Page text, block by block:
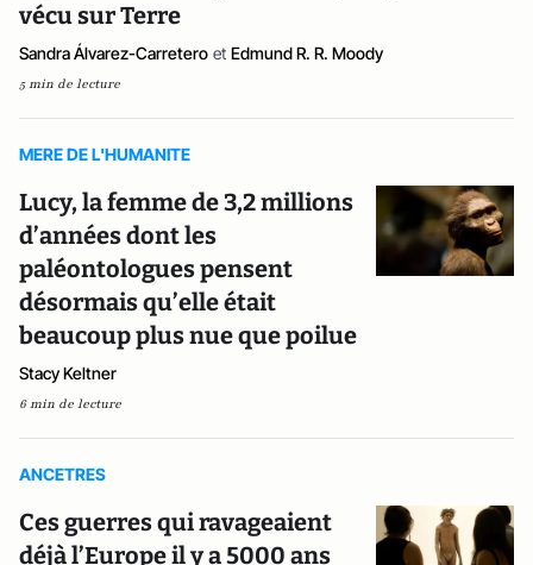
vécu sur Terre
Sandra Álvarez-Carretero et Edmund R. R. Moody
5 min de lecture
MERE DE L'HUMANITE
Lucy, la femme de 3,2 millions
d’années dont les
paléontologues pensent
désormais qu’elle était
beaucoup plus nue que poilue
Stacy Keltner
6 min de lecture
ANCETRES
Ces guerres qui ravageaient
déjà l’Europe il y a 5000 ans